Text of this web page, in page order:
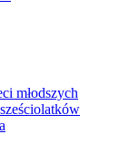
młodszych